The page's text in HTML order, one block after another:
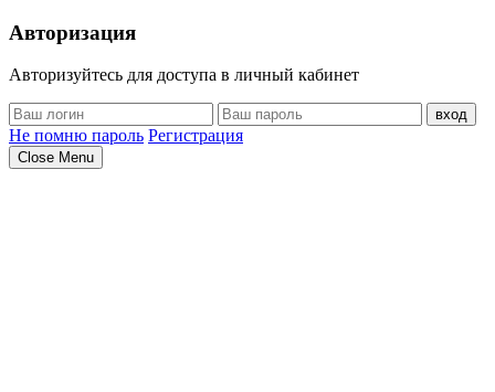
Авторизация
Авторизуйтесь для доступа в личный кабинет
вход
Не помню пароль Регистрация
Close Menu